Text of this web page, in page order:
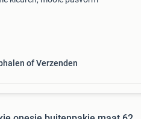
of Verzenden